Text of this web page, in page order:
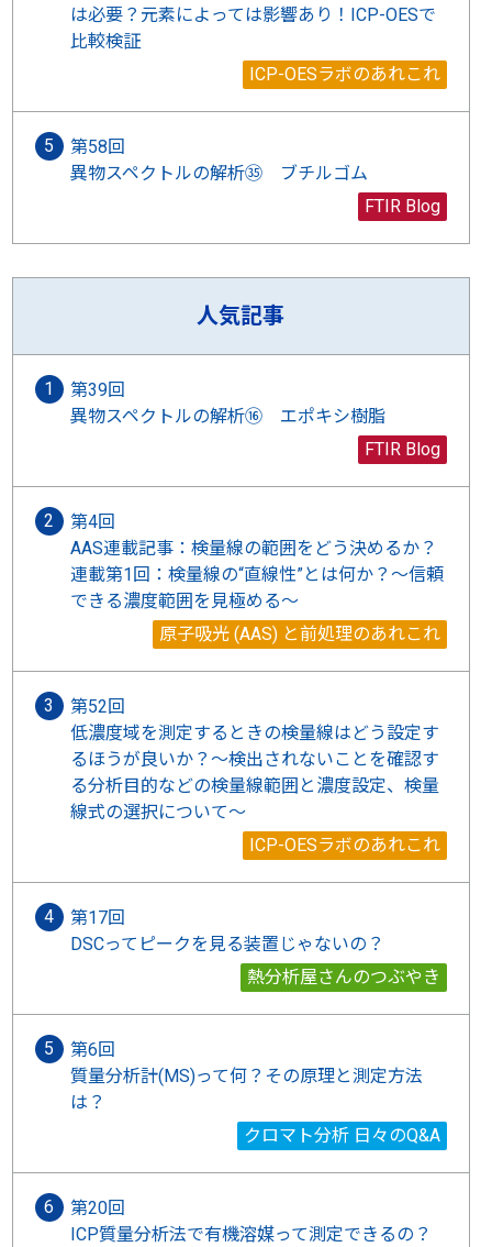
は必要？元素によっては影響あり！ICP-OESで
比較検証
ICP-OESラボのあれこれ
第58回
異物スペクトルの解析㉟ ブチルゴム
FTIR Blog
人気記事
第39回
異物スペクトルの解析⑯ エポキシ樹脂
FTIR Blog
第4回
AAS連載記事：検量線の範囲をどう決めるか？
連載第1回：検量線の“直線性”とは何か？〜信頼
できる濃度範囲を見極める〜
原子吸光 (AAS) と前処理のあれこれ
第52回
低濃度域を測定するときの検量線はどう設定す
るほうが良いか？～検出されないことを確認す
る分析目的などの検量線範囲と濃度設定、検量
線式の選択について～
ICP-OESラボのあれこれ
第17回
DSCってピークを見る装置じゃないの？
熱分析屋さんのつぶやき
第6回
質量分析計(MS)って何？その原理と測定方法
は？
クロマト分析 日々のQ&A
第20回
ICP質量分析法で有機溶媒って測定できるの？